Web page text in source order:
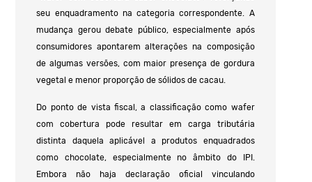
seu enquadramento na categoria correspondente. A
mudança gerou debate público, especialmente após
consumidores apontarem alterações na composição
de algumas versões, com maior presença de gordura
vegetal e menor proporção de sólidos de cacau.
Do ponto de vista fiscal, a classificação como wafer
com cobertura pode resultar em carga tributária
distinta daquela aplicável a produtos enquadrados
como chocolate, especialmente no âmbito do IPI.
Embora não haja declaração oficial vinculando